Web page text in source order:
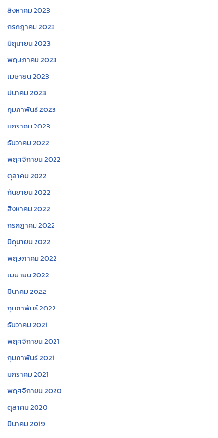
สิงหาคม 2023
กรกฎาคม 2023
มิถุนายน 2023
พฤษภาคม 2023
เมษายน 2023
มีนาคม 2023
กุมภาพันธ์ 2023
มกราคม 2023
ธันวาคม 2022
พฤศจิกายน 2022
ตุลาคม 2022
กันยายน 2022
สิงหาคม 2022
กรกฎาคม 2022
มิถุนายน 2022
พฤษภาคม 2022
เมษายน 2022
มีนาคม 2022
กุมภาพันธ์ 2022
ธันวาคม 2021
พฤศจิกายน 2021
กุมภาพันธ์ 2021
มกราคม 2021
พฤศจิกายน 2020
ตุลาคม 2020
มีนาคม 2019